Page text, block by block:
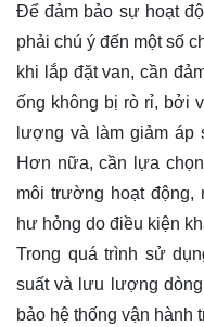
Để đảm bảo sự hoạt
phải chú ý đến một số
khi lắp đặt van, cần
ống không bị rò rỉ, bởi
lượng và làm giảm áp
Hơn nữa, cần lựa
môi trường hoạt động,
hư hỏng do điều kiện
Trong quá trình sử
suất và lưu lượng
bảo hệ thống vận hành